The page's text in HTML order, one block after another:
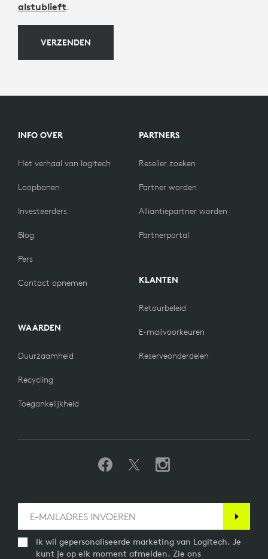
alstublieft.
VERZENDEN
INFO OVER
Het verhaal van logitech
Loopbanen
Investeerders
Blog
Pers
Contact opnemen
WAARDEN
Duurzaamheid
Recycling
Toegankelijkheid
PARTNERS
Reseller zoeken
Partner worden
Alliantiepartner worden
Partnerportal
KLANTEN
Retourbeleid
E-mailvoorkeuren
Reserveonderdelen
Ik wil gepersonaliseerde marketing van Logitech. Je
kunt je op elk moment afmelden. Zie ons